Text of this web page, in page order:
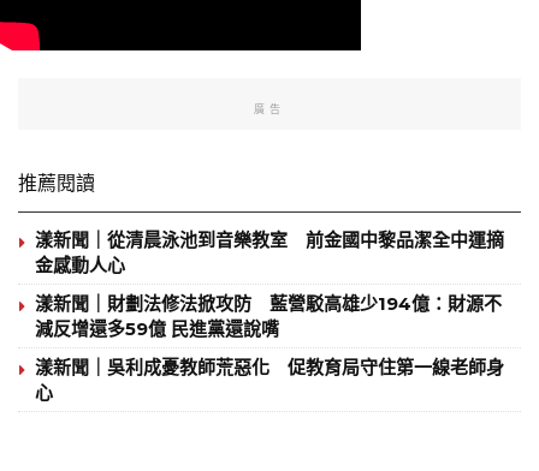
廣告
推薦閱讀
漾新聞｜從清晨泳池到音樂教室 前金國中黎品潔全中運摘
金感動人心
漾新聞｜財劃法修法掀攻防 藍營駁高雄少194億：財源不
減反增還多59億 民進黨還說嘴
漾新聞｜吳利成憂教師荒惡化 促教育局守住第一線老師身
心